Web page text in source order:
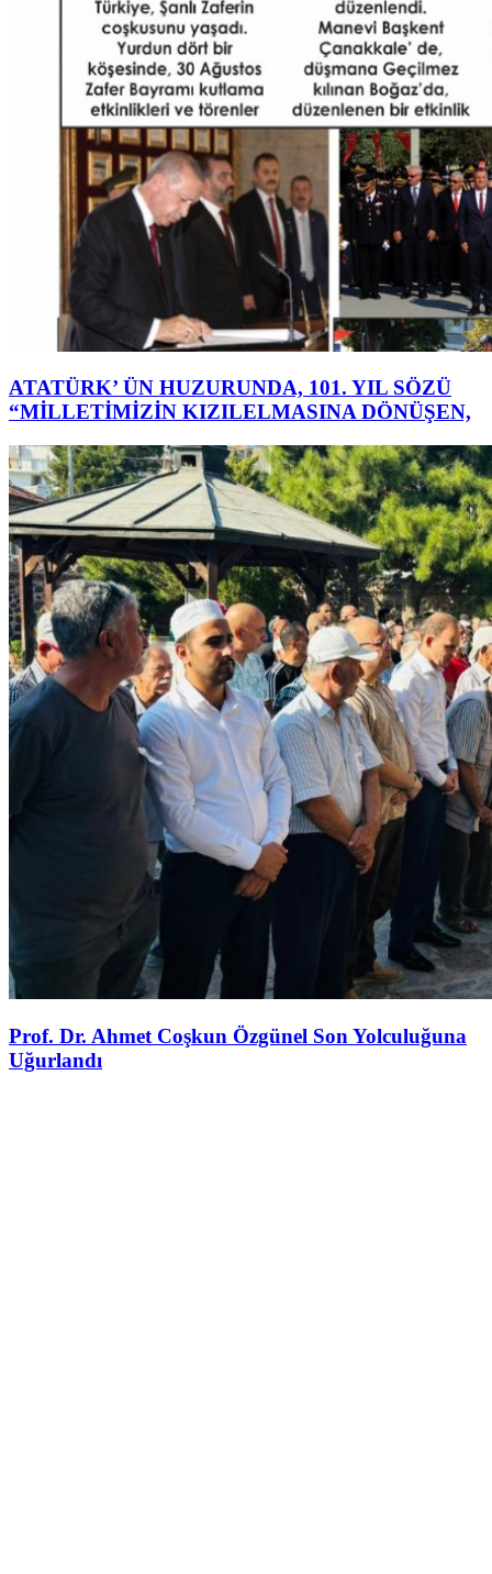
ATATÜRK’ ÜN HUZURUNDA, 101. YIL SÖZÜ
“MİLLETİMİZİN KIZILELMASINA DÖNÜŞEN,
Prof. Dr. Ahmet Coşkun Özgünel Son Yolculuğuna
Uğurlandı